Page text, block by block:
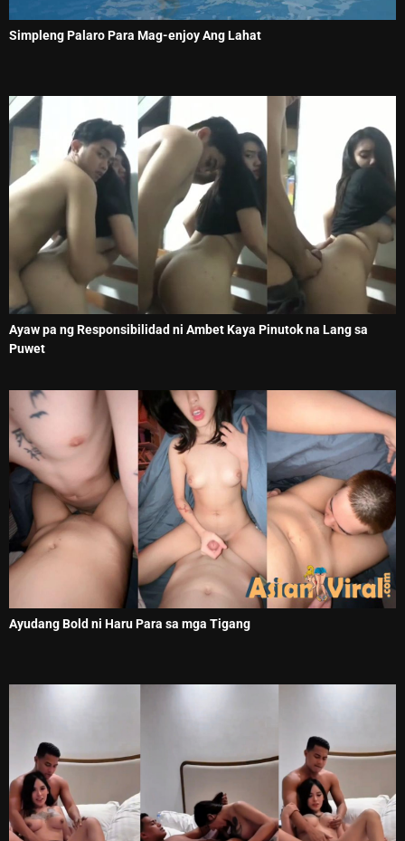
Simpleng Palaro Para Mag-enjoy Ang Lahat
Ayaw pa ng Responsibilidad ni Ambet Kaya Pinutok na Lang sa
Puwet
Ayudang Bold ni Haru Para sa mga Tigang